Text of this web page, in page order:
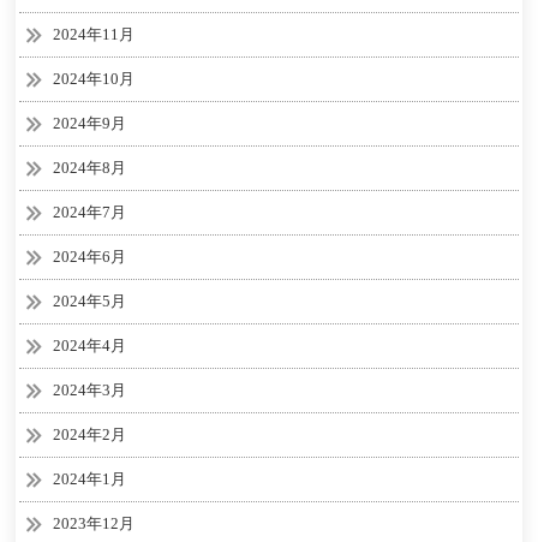
2024年11月
2024年10月
2024年9月
2024年8月
2024年7月
2024年6月
2024年5月
2024年4月
2024年3月
2024年2月
2024年1月
2023年12月